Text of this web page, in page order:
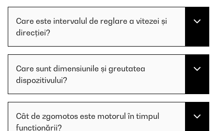
Care este intervalul de reglare a vitezei și
direcției?
Care sunt dimensiunile și greutatea
dispozitivului?
Cât de zgomotos este motorul în timpul
funcționării?